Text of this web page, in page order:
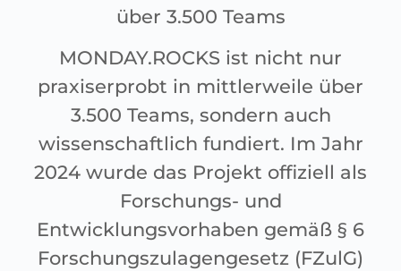
über 3.500 Teams
MONDAY.ROCKS ist nicht nur
praxiserprobt in mittlerweile über
3.500 Teams, sondern auch
wissenschaftlich fundiert. Im Jahr
2024 wurde das Projekt offiziell als
Forschungs- und
Entwicklungsvorhaben gemäß § 6
Forschungszulagengesetz (FZulG)